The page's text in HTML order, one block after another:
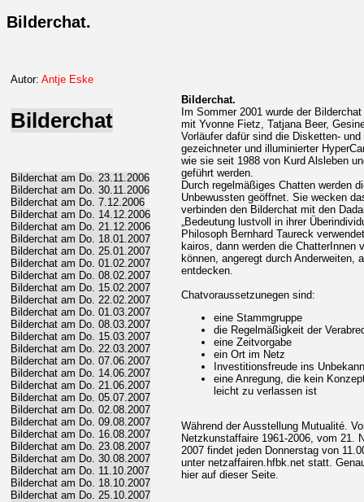
Bilderchat.
Autor: Antje Eske
Bilderchat
Bilderchat am Do. 23.11.2006
Bilderchat am Do. 30.11.2006
Bilderchat am Do. 7.12.2006
Bilderchat am Do. 14.12.2006
Bilderchat am Do. 21.12.2006
Bilderchat am Do. 18.01.2007
Bilderchat am Do. 25.01.2007
Bilderchat am Do. 01.02.2007
Bilderchat am Do. 08.02.2007
Bilderchat am Do. 15.02.2007
Bilderchat am Do. 22.02.2007
Bilderchat am Do. 01.03.2007
Bilderchat am Do. 08.03.2007
Bilderchat am Do. 15.03.2007
Bilderchat am Do. 22.03.2007
Bilderchat am Do. 07.06.2007
Bilderchat am Do. 14.06.2007
Bilderchat am Do. 21.06.2007
Bilderchat am Do. 05.07.2007
Bilderchat am Do. 02.08.2007
Bilderchat am Do. 09.08.2007
Bilderchat am Do. 16.08.2007
Bilderchat am Do. 23.08.2007
Bilderchat am Do. 30.08.2007
Bilderchat am Do. 11.10.2007
Bilderchat am Do. 18.10.2007
Bilderchat am Do. 25.10.2007
Bilderchat.
Im Sommer 2001 wurde der
mit Yvonne Fietz, Tatjana Beer,
Vorläufer dafür sind die Disketten-
gezeichneter und illuminierter
wie sie seit 1988 von Kurd Alsleben
geführt werden.
Durch regelmäßiges Chatten werden
Unbewussten geöffnet. Sie wecken
verbinden den Bilderchat mit den
„Bedeutung lustvoll in ihrer
Philosoph Bernhard Taureck
kairos, dann werden die ChatterInnen
können, angeregt durch Anderweiten,
entdecken.
Chatvoraussetzunegen sind:
eine Stammgruppe
die Regelmäßigkeit der
eine Zeitvorgabe
ein Ort im Netz
Investitionsfreude ins
eine Anregung, die kein
leicht zu verlassen ist
Während der Ausstellung Mutualité.
Netzkunstaffaire 1961-2006, vom 21.
2007 findet jeden Donnerstag von
unter netzaffairen.hfbk.net statt.
hier auf dieser Seite.